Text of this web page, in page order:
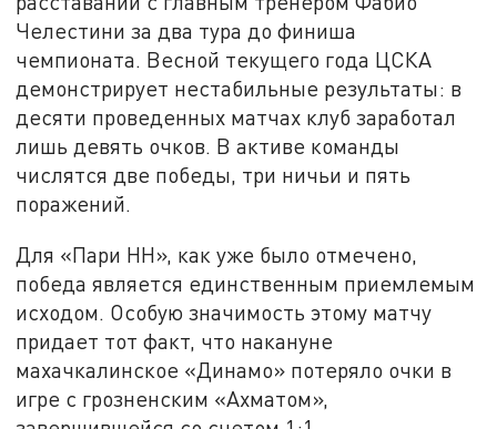
Челестини за два тура до финиша
чемпионата. Весной текущего года ЦСКА
демонстрирует нестабильные результаты: в
десяти проведенных матчах клуб заработал
лишь девять очков. В активе команды
числятся две победы, три ничьи и пять
поражений.
Для «Пари НН», как уже было отмечено,
победа является единственным приемлемым
исходом. Особую значимость этому матчу
придает тот факт, что накануне
махачкалинское «Динамо» потеряло очки в
игре с грозненским «Ахматом»,